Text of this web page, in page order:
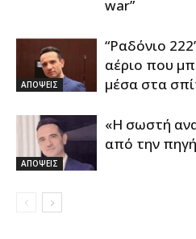
war”
ΑΠΟΨΕΙΣ
“Ραδόνιο
αέριο που
μέσα στα
ΑΠΟΨΕΙΣ
«Η σωστή
από την